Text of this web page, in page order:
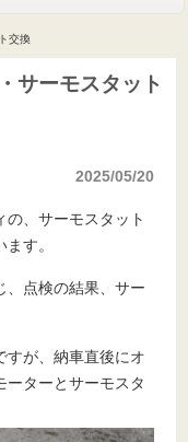
交換
サーモスタット
2025/05/20
、サーモスタット
す。
、点検の結果、サー
すが、納車直後にオ
ーターとサーモスタ